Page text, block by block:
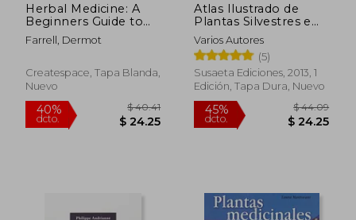
Herbal Medicine: A
Beginners Guide to
Herbal Remedies for
Health and Wellbeing
Farrell, Dermot
Createspace, Tapa Blanda,
Nuevo
Atlas Ilustrado de
Plantas Silvestres e
Infusiones Curativas
Varios Autores
(5)
Susaeta Ediciones, 2013, 1
Edición, Tapa Dura, Nuevo